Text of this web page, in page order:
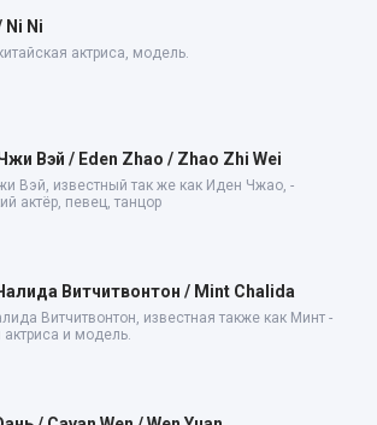
Ni Ni
актриса, модель.
Вэй / Eden Zhao / Zhao Zhi Wei
Вэй, известный так же как Иден Чжао, -
актёр, певец, танцор
Витчитвонтон / Mint Chalida
Витчитвонтон, известная также как Минт -
актриса и модель.